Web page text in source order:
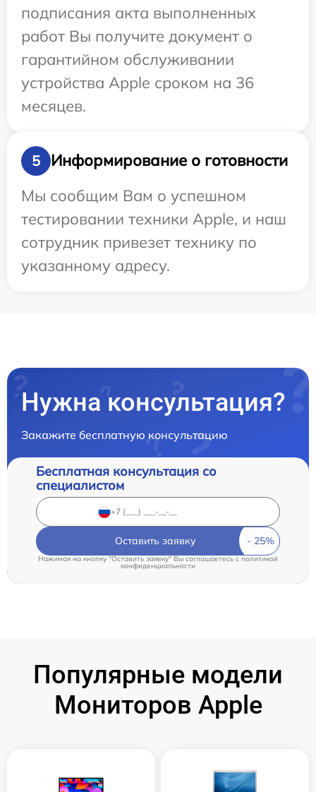
подписания акта выполненных
работ Вы получите документ о
гарантийном обслуживании
устройства Apple сроком на 36
месяцев.
5
Информирование о готовности
Мы сообщим Вам о успешном
тестировании техники Apple, и наш
сотрудник привезет технику по
указанному адресу.
Нужна консультация?
Закажите бесплатную консультацию
Бесплатная консультация со
специалистом
Оставить заявку
Нажимая на кнопку "Оставить заявку" Вы соглашаетесь cполитикой
конфиденциальности
Популярные модели
Мониторов Apple